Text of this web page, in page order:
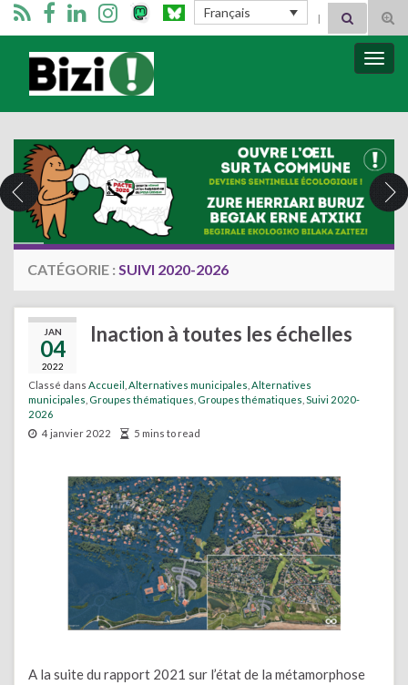
Français Search for:
Bizimugi
CATÉGORIE : SUIVI 2020-2026
JAN
04
2022
Inaction à toutes les échelles
Classé dans Accueil Alternatives municipales Alternatives
municipales Groupes thématiques Groupes thématiques Suivi 2020-
2026
4 janvier 2022
5 mins to read
A la suite du rapport 2021 sur l’état de la métamorphose